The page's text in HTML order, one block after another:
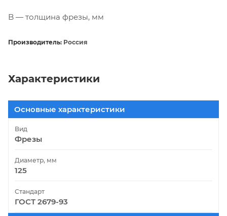
B — толщина фрезы, мм
Производитель: Россия
Характеристики
Основные характеристики
Вид
Фрезы
Диаметр, мм
125
Стандарт
ГОСТ 2679-93